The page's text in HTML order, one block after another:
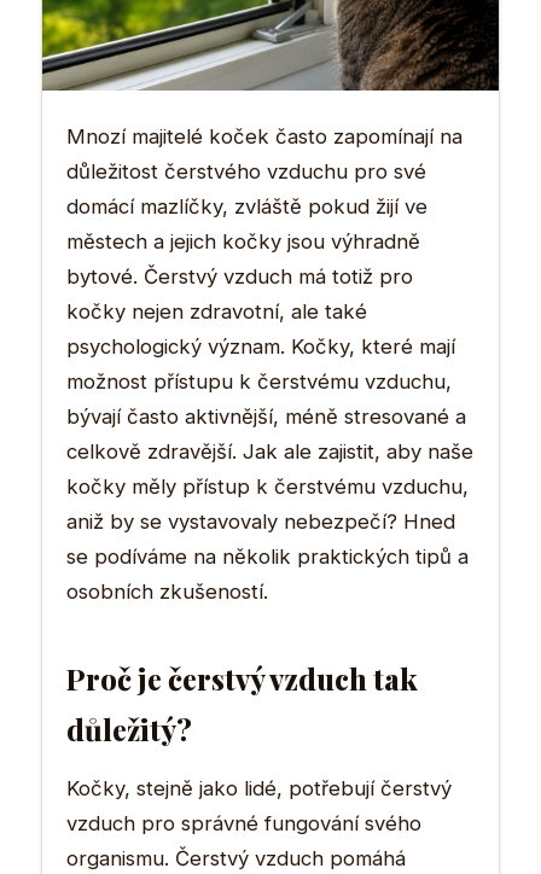
Mnozí majitelé koček často zapomínají na
důležitost čerstvého vzduchu pro své
domácí mazlíčky, zvláště pokud žijí ve
městech a jejich kočky jsou výhradně
bytové. Čerstvý vzduch má totiž pro
kočky nejen zdravotní, ale také
psychologický význam. Kočky, které mají
možnost přístupu k čerstvému vzduchu,
bývají často aktivnější, méně stresované a
celkově zdravější. Jak ale zajistit, aby naše
kočky měly přístup k čerstvému vzduchu,
aniž by se vystavovaly nebezpečí? Hned
se podíváme na několik praktických tipů a
osobních zkušeností.
Proč je čerstvý vzduch tak
důležitý?
Kočky, stejně jako lidé, potřebují čerstvý
vzduch pro správné fungování svého
organismu. Čerstvý vzduch pomáhá